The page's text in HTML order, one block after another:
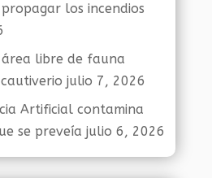
los incendios
área libre de fauna
julio 7, 2026
Artificial contamina
se preveía julio 6, 2026